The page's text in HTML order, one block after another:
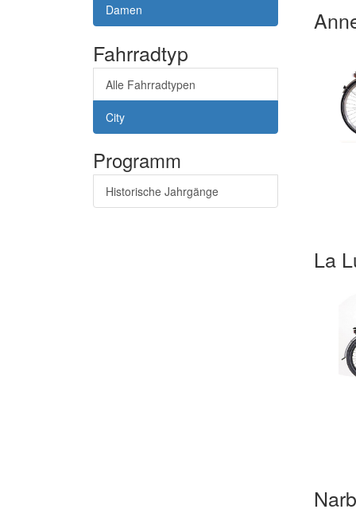
Damen
Fahrradtyp
Alle Fahrradtypen
City
Programm
Historische Jahrgänge
La